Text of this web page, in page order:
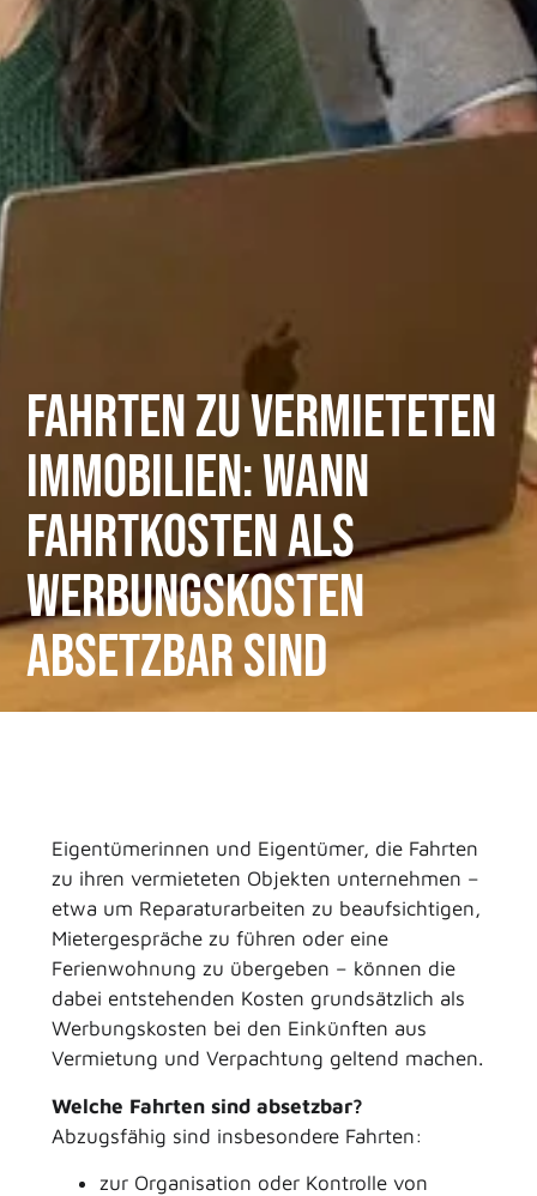
Fahrten zu vermieteten
Immobilien: Wann
Fahrtkosten als
Werbungskosten
absetzbar sind
Eigentümerinnen und Eigentümer, die Fahrten
zu ihren vermieteten Objekten unternehmen –
etwa um Reparaturarbeiten zu beaufsichtigen,
Mietergespräche zu führen oder eine
Ferienwohnung zu übergeben – können die
dabei entstehenden Kosten grundsätzlich als
Werbungskosten bei den Einkünften aus
Vermietung und Verpachtung geltend machen.
Welche Fahrten sind absetzbar?
Abzugsfähig sind insbesondere Fahrten:
zur Organisation oder Kontrolle von